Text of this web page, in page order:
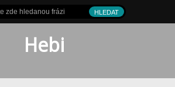
Hebi